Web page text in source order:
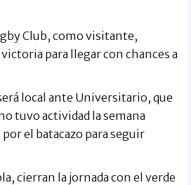
Club, como visitante,
para llegar con chances a
local ante Universitario, que
tuvo actividad la semana
el batacazo para seguir
cierran la jornada con el verde